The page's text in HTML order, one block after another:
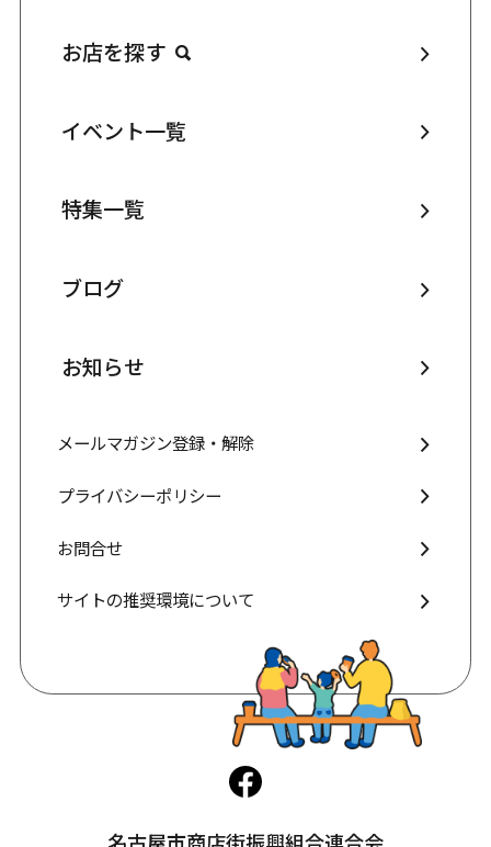
お店を探す
イベント一覧
特集一覧
ブログ
お知らせ
メールマガジン登録・解除
プライバシーポリシー
お問合せ
サイトの推奨環境について